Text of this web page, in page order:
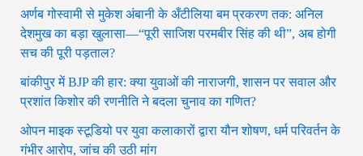
अर्णब गोस्वामी से मुकेश अंबानी के अँटीलिया बम प्रकरण तक: अनिल
देशमुख का बड़ा खुलासा—“पूरी साजिश परमबीर सिंह की थी”, अब होगी
सच की पूरी पड़ताल?
बांकीपुर में BJP की हार: क्या युवाओं की नाराजगी, शासन पर सवाल और
प्रशांत किशोर की रणनीति ने बदला चुनाव का गणित?
ओपन माइक स्टूडियो पर युवा कलाकारों द्वारा यौन शोषण, धर्म परिवर्तन के
गंभीर आरोप, जांच की उठी मांग